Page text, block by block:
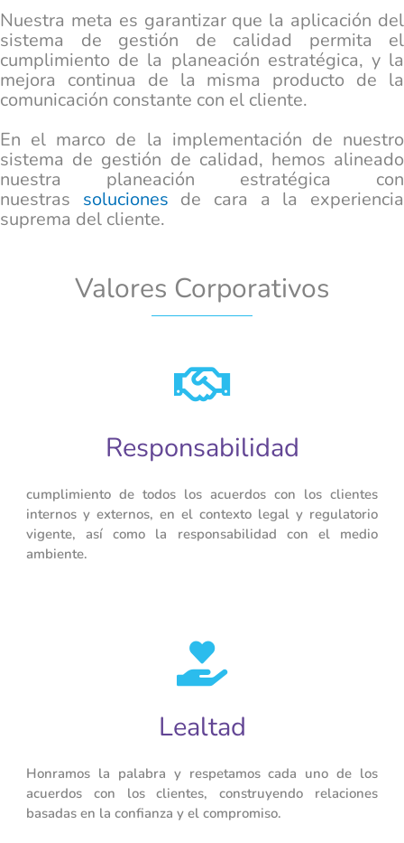
Nuestra meta es garantizar que la aplicación del
sistema de gestión de calidad permita el
cumplimiento de la planeación estratégica, y la
mejora continua de la misma producto de la
comunicación constante con el cliente.
En el marco de la implementación de nuestro
sistema de gestión de calidad, hemos alineado
nuestra planeación estratégica con
nuestras soluciones de cara a la experiencia
suprema del cliente.
Valores Corporativos
Responsabilidad
cumplimiento de todos los acuerdos con los clientes
internos y externos, en el contexto legal y regulatorio
vigente, así como la responsabilidad con el medio
ambiente.
Lealtad
Honramos la palabra y respetamos cada uno de los
acuerdos con los clientes, construyendo relaciones
basadas en la confianza y el compromiso.